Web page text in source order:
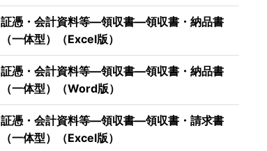
証憑・会計資料等―領収書―領収書・納品書
（一体型）（Excel版）
証憑・会計資料等―領収書―領収書・納品書
（一体型）（Word版）
証憑・会計資料等―領収書―領収書・請求書
（一体型）（Excel版）